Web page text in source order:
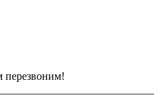
перезвоним!